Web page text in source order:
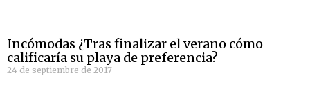
Incómodas ¿Tras finalizar el verano cómo
calificaría su playa de preferencia?
24 de septiembre de 2017